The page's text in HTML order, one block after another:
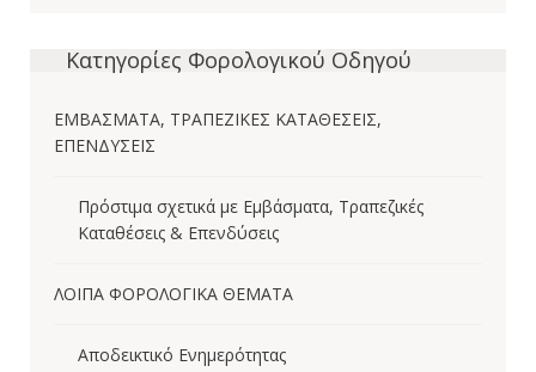
Κατηγορίες Φορολογικού Οδηγού
ΕΜΒΑΣΜΑΤΑ, ΤΡΑΠΕΖΙΚΕΣ ΚΑΤΑΘΕΣΕΙΣ,
ΕΠΕΝΔΥΣΕΙΣ
Πρόστιμα σχετικά με Εμβάσματα, Τραπεζικές
Καταθέσεις & Επενδύσεις
ΛΟΙΠΑ ΦΟΡΟΛΟΓΙΚΑ ΘΕΜΑΤΑ
Αποδεικτικό Ενημερότητας